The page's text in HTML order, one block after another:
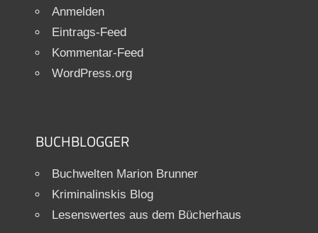
Anmelden
Eintrags-Feed
Kommentar-Feed
WordPress.org
BUCHBLOGGER
Buchwelten Marion Brunner
Kriminalinskis Blog
Lesenswertes aus dem Bücherhaus